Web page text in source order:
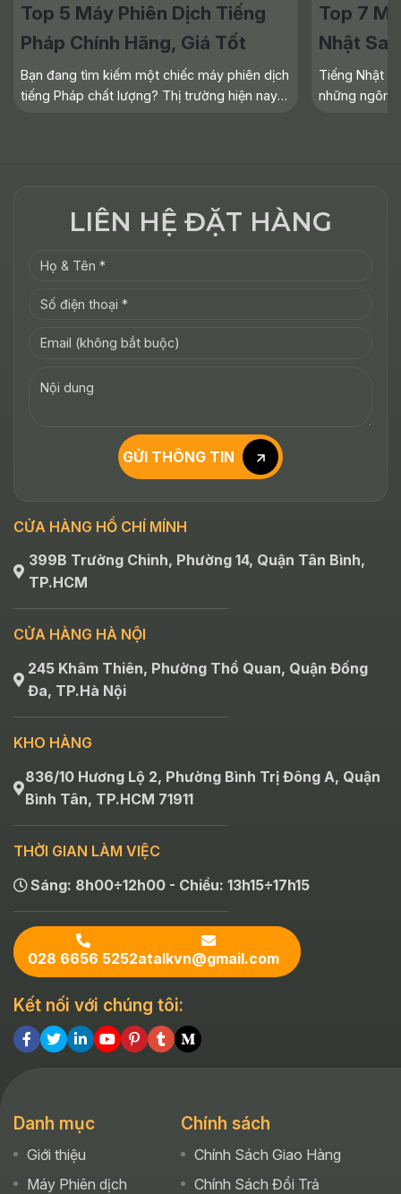
Top 5 Máy Phiên Dịch Tiếng
Pháp Chính Hãng, Giá Tốt
Bạn đang tìm kiếm một chiếc máy phiên dịch
tiếng Pháp chất lượng? Thị trường hiện nay
Top 7
Nhật
Tiếng Nhật
những ngôn
LIÊN HỆ ĐẶT HÀNG
GỬI THÔNG TIN
CỬA HÀNG HỒ CHÍ MÍNH
399B Trường Chinh, Phường 14, Quận Tân Bình,
TP.HCM
CỬA HÀNG HÀ NỘI
245 Khâm Thiên, Phường Thổ Quan, Quận Đống
Đa, TP.Hà Nội
KHO HÀNG
836/10 Hương Lộ 2, Phường Bình Trị Đông A, Quận
Bình Tân, TP.HCM 71911
THỜI GIAN LÀM VIỆC
Sáng: 8h00÷12h00 - Chiều: 13h15÷17h15
028 6656 5252atalkvn@gmail.com
Kết nối với chúng tôi:
Danh mục
Giới thiệu
Máy Phiên dịch
Chính sách
Chính Sách Giao Hàng
Chính Sách Đổi Trả